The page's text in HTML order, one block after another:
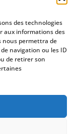
des technologies
aux informations des
nous permettra de
navigation ou les ID
de retirer son